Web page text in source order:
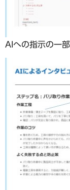
AIへの指示の一部